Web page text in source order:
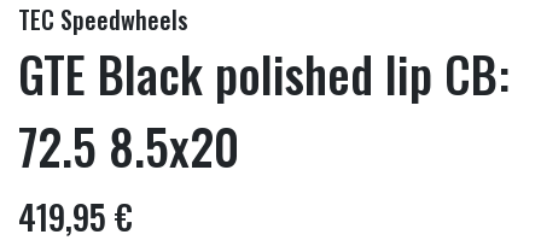
TEC Speedwheels
GTE Black polished lip CB:
72.5 8.5x20
419,95 €